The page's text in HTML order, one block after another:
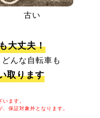
古い
大丈夫！
んな自転車も
取ります
ます。
保証対象外となります。